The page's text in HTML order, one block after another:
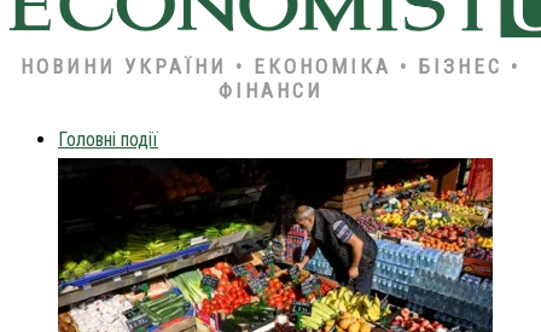
НОВИНИ УКРАЇНИ • ЕКОНОМІКА • БІЗНЕС •
ФІНАНСИ
Головні події